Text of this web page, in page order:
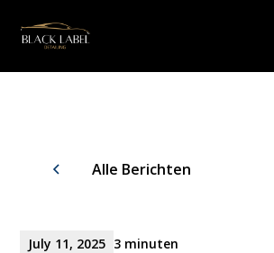
Alle Berichten
July 11, 2025 3 minuten